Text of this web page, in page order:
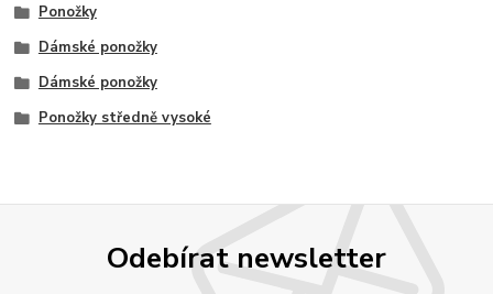
Ponožky
Dámské ponožky
Dámské ponožky
Ponožky středně vysoké
Odebírat newsletter